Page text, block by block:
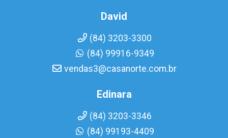
David
(84) 3203-3300
(84) 99916-9349
vendas3@casanorte.com.br
Edinara
(84) 3203-3346
(84) 99193-4409